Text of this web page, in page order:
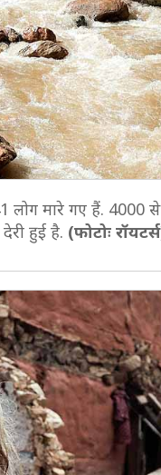
लोग मारे गए हैं. 4000
हुई है. (फोटोः